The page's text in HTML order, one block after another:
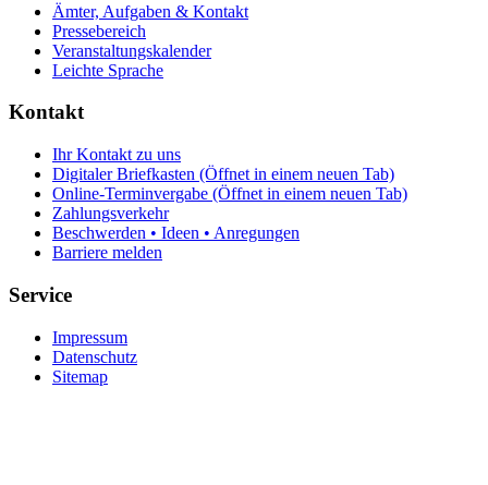
Ämter, Aufgaben & Kontakt
Pressebereich
Veranstaltungskalender
Leichte Sprache
Kontakt
Ihr Kontakt zu uns
Digitaler Briefkasten (Öffnet in einem neuen Tab)
Online-Terminvergabe (Öffnet in einem neuen Tab)
Zahlungsverkehr
Beschwerden • Ideen • Anregungen
Barriere melden
Service
Impressum
Datenschutz
Sitemap